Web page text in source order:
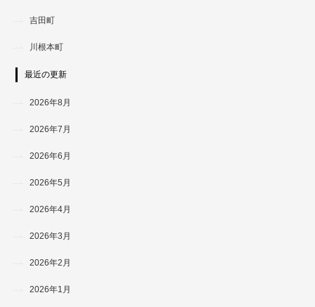
吉田町
川根本町
最近の更新
2026年8月
2026年7月
2026年6月
2026年5月
2026年4月
2026年3月
2026年2月
2026年1月